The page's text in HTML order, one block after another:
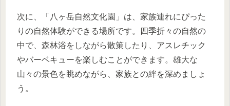
次に、「八ヶ岳自然文化園」は、家族連れにぴった
りの自然体験ができる場所です。四季折々の自然の
中で、森林浴をしながら散策したり、アスレチック
やバーベキューを楽しむことができます。雄大な
山々の景色を眺めながら、家族との絆を深めましょ
う。